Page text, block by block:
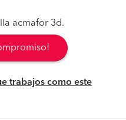
acmafor 3d.
trabajos como este